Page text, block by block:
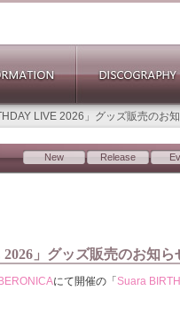
LIVE 2026」グッズ販売のお
New Release
」グッズ販売のお知ら
BERONICAにて開催の「 Suara